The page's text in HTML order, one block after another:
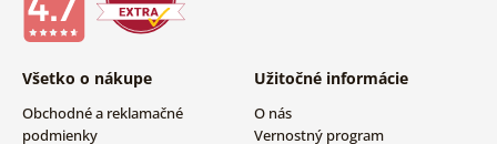
Všetko o nákupe
Obchodné a reklamačné
podmienky
Užitočné informácie
O nás
Vernostný program